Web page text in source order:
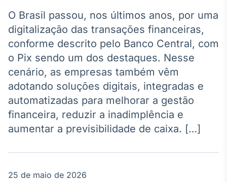
Agro
Tudo sobre o
agronegócio
Broadcast
Político
Os bastidores da
política em
tempo real
Broadcast
O Brasil passou, nos últimos anos, por uma
digitalização das transações financeiras,
conforme descrito pelo Banco Central, com
o Pix sendo um dos destaques. Nesse
cenário, as empresas também vêm
adotando soluções digitais, integradas e
automatizadas para melhorar a gestão
financeira, reduzir a inadimplência e
aumentar a previsibilidade de caixa. […]
25 de maio de 2026